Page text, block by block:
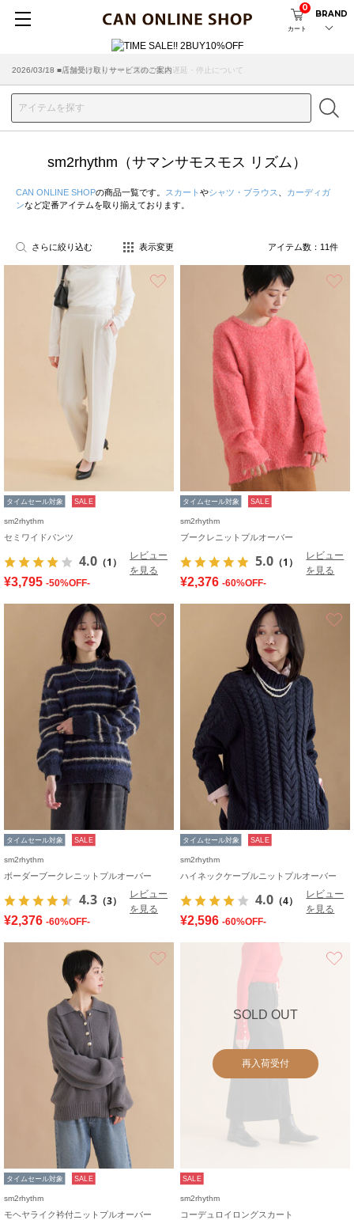
カート
0
BRAND
2026/03/18 ■店舗受け取りサービスのご案内
sm2rhythm（サマンサモスモス リズム）
CAN ONLINE SHOPの商品一覧です。 スカート やシャツ・ブラウス
カーディガ
ンなど定番アイテムを取り揃えております。
さらに絞り込む 表示変更 アイテム数： 11件
タイムセール対象 SALE
sm2rhythm
セミワイドパンツ
4.0 （1）
レビュー
を見る
¥3,795 -50%OFF-
タイムセール対象 SALE
sm2rhythm
ブークレニットプルオーバー
5.0 （1）
レビュー
を見る
¥2,376 -60%OFF-
タイムセール対象 SALE
sm2rhythm
ボーダーブークレニットプルオーバー
4.3 （3）
レビュー
を見る
¥2,376 -60%OFF-
タイムセール対象 SALE
sm2rhythm
ハイネックケーブルニットプルオーバー
4.0 （4）
レビュー
を見る
¥2,596 -60%OFF-
タイムセール対象 SALE
sm2rhythm
モヘヤライク衿付ニットプルオーバー
SOLD OUT
再入荷受付
SALE
sm2rhythm
コーデュロイロングスカート